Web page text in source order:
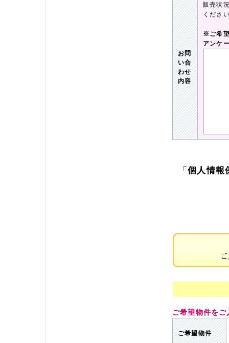
お問
い合
わせ
内容
販売状
くださ
※ご希
アンケ
「個人情報
ご希望物件を
ご希望物件